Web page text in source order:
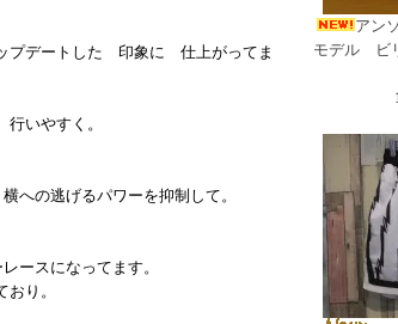
アン
モデル
デートした 印象に 仕上がってま
いやすく。
の逃げるパワーを抑制して。
スになってます。
り。